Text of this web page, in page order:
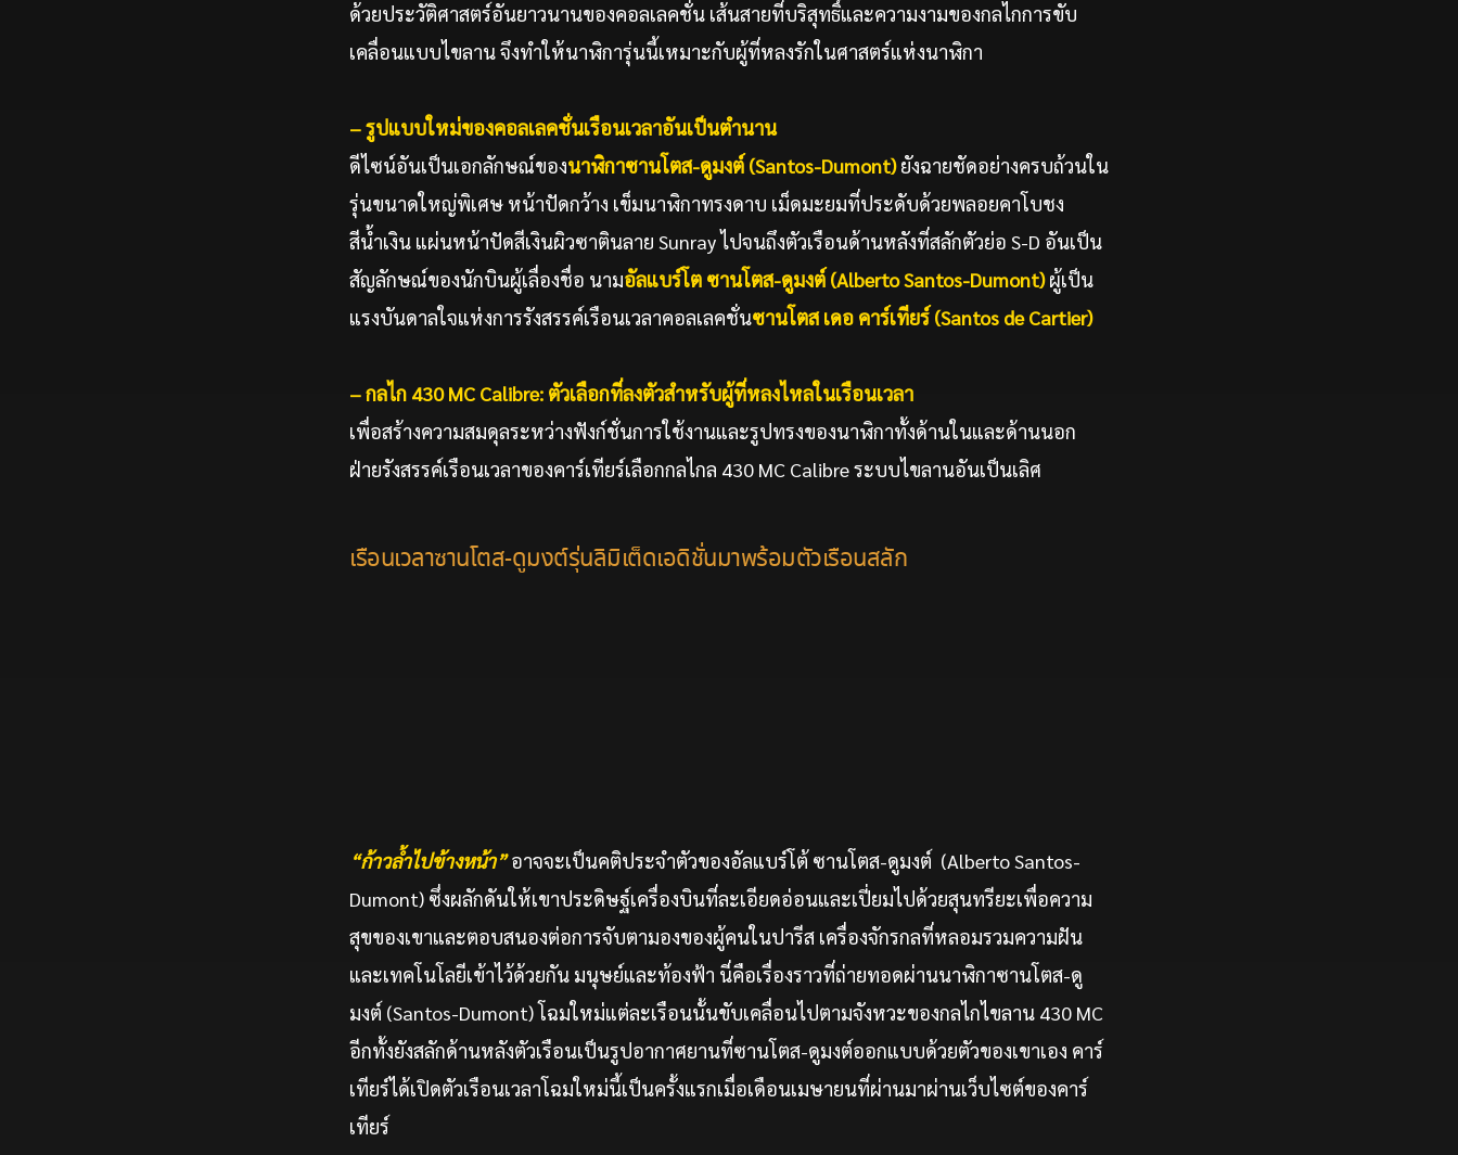
ด้วยประวัติศาสตร์อันยาวนานของคอลเลคชั่น เส้นสายที่บริสุทธิ์และความงามของกลไกการขับ
เคลื่อนแบบไขลาน จึงทำให้นาฬิการุ่นนี้เหมาะกับผู้ที่หลงรักในศาสตร์แห่งนาฬิกา
– รูปแบบใหม่ของคอลเลคชั่นเรือนเวลาอันเป็นตำนาน
ดีไซน์อันเป็นเอกลักษณ์ของนาฬิกาซานโตส-ดูมงต์ (Santos-Dumont)ยังฉายชัดอย่างครบถ้วนใน
รุ่นขนาดใหญ่พิเศษ หน้าปัดกว้าง เข็มนาฬิกาทรงดาบ เม็ดมะยมที่ประดับด้วยพลอยคาโบชง
สีน้ำเงิน แผ่นหน้าปัดสีเงินผิวซาตินลาย Sunray ไปจนถึงตัวเรือนด้านหลังที่สลักตัวย่อ S-D อันเป็น
สัญลักษณ์ของนักบินผู้เลื่องชื่อ นามอัลแบร์โต ซานโตส-ดูมงต์ (Alberto Santos-Dumont)ผู้เป็น
แรงบันดาลใจแห่งการรังสรรค์เรือนเวลาคอลเลคชั่นซานโตส เดอ คาร์เทียร์ (Santos de Cartier)
– กลไก 430 MC Calibre: ตัวเลือกที่ลงตัวสำหรับผู้ที่หลงไหลในเรือนเวลา
เพื่อสร้างความสมดุลระหว่างฟังก์ชั่นการใช้งานและรูปทรงของนาฬิกาทั้งด้านในและด้านนอก
ฝ่ายรังสรรค์เรือนเวลาของคาร์เทียร์เลือกกลไกล 430 MC Calibre ระบบไขลานอันเป็นเลิศ
เรือนเวลาซานโตส-ดูมงต์รุ่นลิมิเต็ดเอดิชั่นมาพร้อมตัวเรือนสลัก
“ก้าวล้ำไปข้างหน้า”อาจจะเป็นคติประจำตัวของอัลแบร์โต้ ซานโตส-ดูมงต์ (Alberto Santos-
Dumont) ซึ่งผลักดันให้เขาประดิษฐ์เครื่องบินที่ละเอียดอ่อนและเปี่ยมไปด้วยสุนทรียะเพื่อความ
สุขของเขาและตอบสนองต่อการจับตามองของผู้คนในปารีส เครื่องจักรกลที่หลอมรวมความฝัน
และเทคโนโลยีเข้าไว้ด้วยกัน มนุษย์และท้องฟ้า นี่คือเรื่องราวที่ถ่ายทอดผ่านนาฬิกาซานโตส-ดู
มงต์ (Santos-Dumont) โฉมใหม่แต่ละเรือนนั้นขับเคลื่อนไปตามจังหวะของกลไกไขลาน 430 MC
อีกทั้งยังสลักด้านหลังตัวเรือนเป็นรูปอากาศยานที่ซานโตส-ดูมงต์ออกแบบด้วยตัวของเขาเอง คาร์
เทียร์ได้เปิดตัวเรือนเวลาโฉมใหม่นี้เป็นครั้งแรกเมื่อเดือนเมษายนที่ผ่านมาผ่านเว็บไซต์ของคาร์
เทียร์